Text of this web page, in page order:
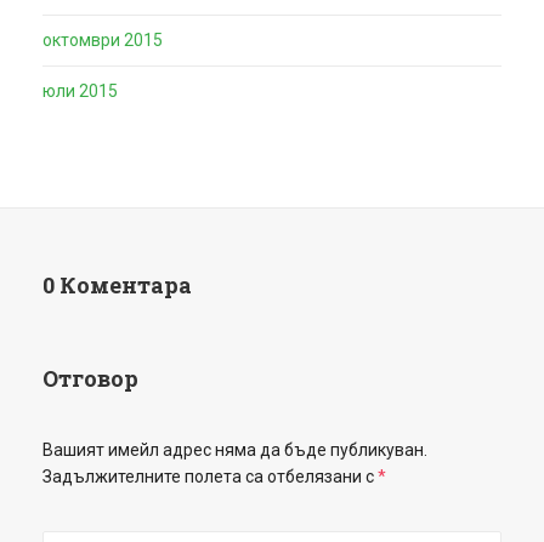
октомври 2015
юли 2015
0 Коментара
Отговор
Вашият имейл адрес няма да бъде публикуван.
Задължителните полета са отбелязани с*